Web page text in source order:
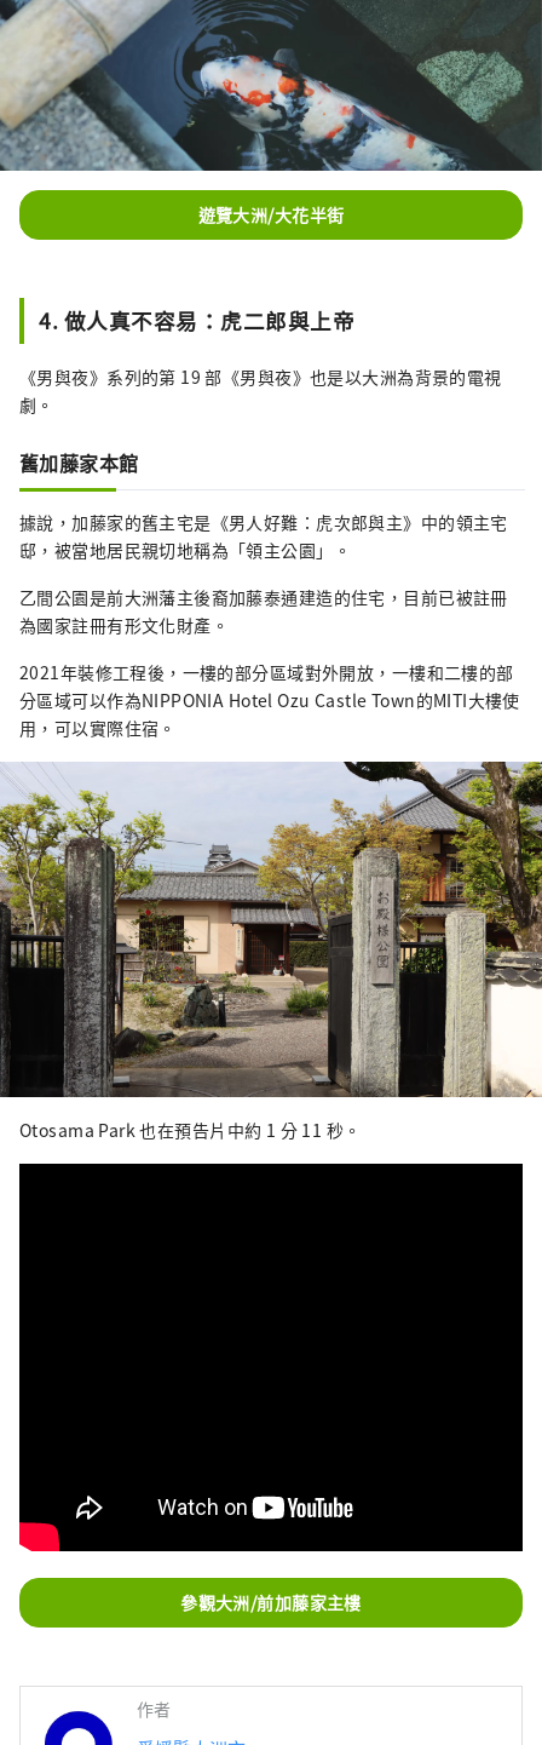
遊覽大洲/大花半街
4. 做人真不容易：虎二郎與上帝
《男與夜》系列的第 19 部《男與夜》也是以大洲為背景的電視
劇。
舊加藤家本館
據說，加藤家的舊主宅是《男人好難：虎次郎與主》中的領主宅
邸，被當地居民親切地稱為「領主公園」。
乙間公園是前大洲藩主後裔加藤泰通建造的住宅，目前已被註冊
為國家註冊有形文化財產。
2021年裝修工程後，一樓的部分區域對外開放，一樓和二樓的部
分區域可以作為NIPPONIA Hotel Ozu Castle Town的MITI大樓使
用，可以實際住宿。
Otosama Park 也在預告片中約 1 分 11 秒。
參觀大洲/前加藤家主樓
作者